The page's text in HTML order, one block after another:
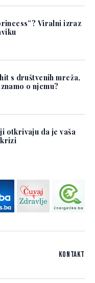
Viralni izraz
s društvenih mreža,
o njemu?
otkrivaju da je vaša
Kontakt